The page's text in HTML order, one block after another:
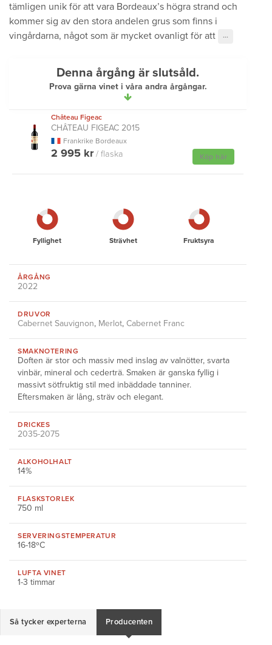
tämligen unik för att vara Bordeaux’s högra strand och
kommer sig av den stora andelen grus som finns i
vingårdarna, något som är mycket ovanligt för att
···
Denna årgång är slutsåld.
Prova gärna vinet i våra andra årgångar.
Château Figeac
CHÂTEAU FIGEAC 2015
Frankrike Bordeaux
Köp här
2 995 kr/ flaska
Fyllighet Strävhet Fruktsyra
ÅRGÅNG
2022
DRUVOR
Cabernet Sauvignon, Merlot, Cabernet Franc
SMAKNOTERING
Doften är stor och massiv med inslag av valnötter, svarta
vinbär, mineral och cederträ. Smaken är ganska fyllig i
massivt sötfruktig stil med inbäddade tanniner.
Eftersmaken är lång, sträv och elegant.
DRICKES
2035-2075
ALKOHOLHALT
14%
FLASKSTORLEK
750 ml
SERVERINGSTEMPERATUR
16-18ºC
LUFTA VINET
1-3 timmar
Så tycker experterna Producenten